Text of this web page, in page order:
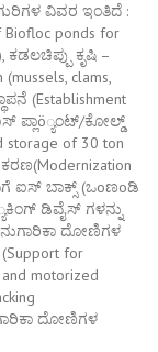
ವಿವರ ಇಂತಿದೆ :
Biofloc ponds for
ಕಡಲಚಿಪ್ಪು ಕೃಷಿ –
clams,
(Establishment
ಪ್ಲಾö್ಯಂಟ್/ಕೋಲ್ಡ್
storage of 30 ton
ಐಸ್ ಬಾಕ್ಸ್(ಒoಣoಡಿ
ಡಿವೈಸ್ ಗಳನ್ನು
ದೋಣಿಗಳ
(Support for
motorized
ದೋಣಿಗಳ